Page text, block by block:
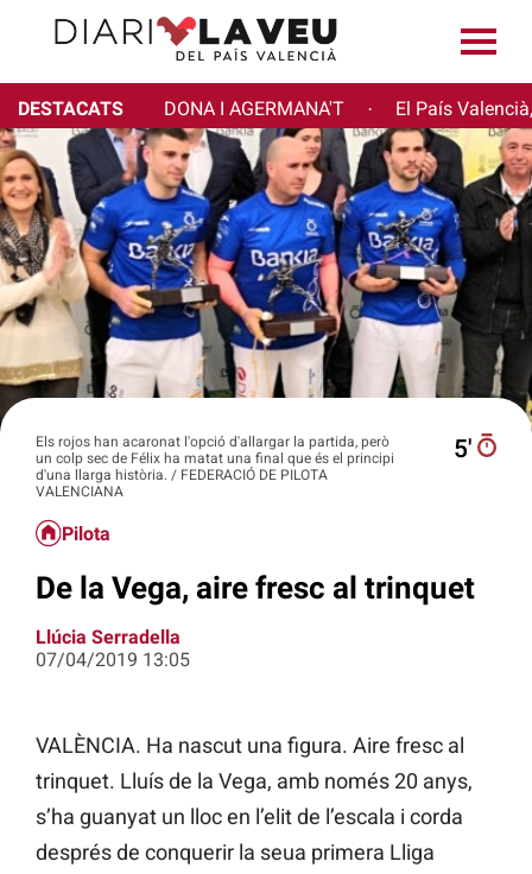
DESTACATS DONA I AGERMANA'T · El País
Els rojos han acaronat l'opció d'allargar la partida, però
un colp sec de Félix ha matat una final que és el principi
d'una llarga història. / FEDERACIÓ DE PILOTA
VALENCIANA
5′
Pilota
De la Vega, aire fresc al trinquet
Llúcia Serradella
07/04/2019 13:05
VALÈNCIA. Ha nascut una figura. Aire fresc al
trinquet. Lluís de la Vega, amb només 20 anys,
s’ha guanyat un lloc en l’elit de l’escala i corda
després de conquerir la seua primera Lliga